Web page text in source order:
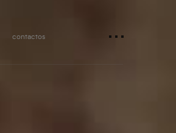
contactos